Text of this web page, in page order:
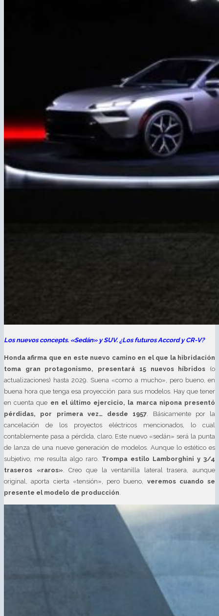
Los nuevos concepts. «Sedán» y SUV. ¿Los futuros Accord y CR-V?
Honda afirma que en este nuevo camino en el que la hibridación
toma gran protagonismo, presentará 15 nuevos híbridos (o
actualizaciones) hasta 2029. Suena «como a mucho», pero bueno, en
buena hora que tenga esa proyección para sus modelos. Hay que tener
en cuenta que en el último ejercicio, la marca nipona presentó
pérdidas, por primera vez… desde 1957 . Básicamente por la
cancelación de los proyectos eléctricos mencionados, lo cual
contablemente pasa a pérdida, claro. Este nuevo «sedán» será la punta
de lanza de una nueve generación de modelos. Aunque lo estético es
subjetivo, me resulta algo raro. Trompa estilo Lamborghini y 3/4
traseros «raros» . Creo que la ventanilla lateral trasera, aunque
original, aporta cierta «tensión», pero bueno, veremos cuando se
presente el modelo de producción